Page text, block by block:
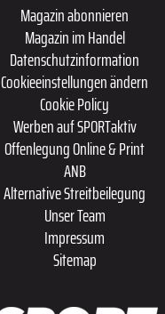
Magazin abonnieren
Magazin im Handel
Datenschutzinformation
Cookieeinstellungen ändern
Cookie Policy
Werben auf SPORTaktiv
Offenlegung Online & Print
ANB
Alternative Streitbeilegung
Unser Team
Impressum
Sitemap